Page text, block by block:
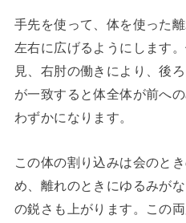
手先を使って、体を使った
左右に広げるようにします
見、右肘の働きにより、後
が一致すると体全体が前へ
わずかになります。
この体の割り込みは会のと
め、離れのときにゆるみが
の鋭さも上がります。この